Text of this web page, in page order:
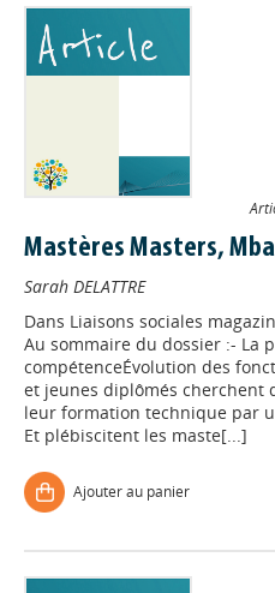
Mastères Masters, Mba
Sarah DELATTRE
Dans Liaisons sociales
Au sommaire du dossier :- La
compétenceÉvolution des
et jeunes diplômés cherchent
leur formation technique par
Et plébiscitent les maste[...]
Ajouter au panier